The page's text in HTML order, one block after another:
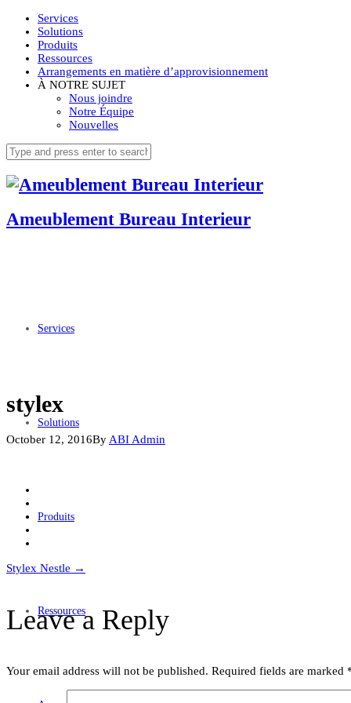
Services
Solutions
Produits
Ressources
Arrangements en matière d’approvisionnement
À NOTRE SUJET
Nous joindre
Notre Équipe
Nouvelles
Ameublement Bureau Interieur
Services
Solutions
Produits
Ressources
stylex
October 12, 2016By ABI Admin
Post
Stylex Nestle →
Leave a Reply
Your email address will not be published. Required fields are marked